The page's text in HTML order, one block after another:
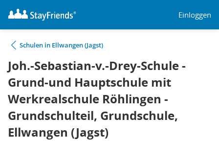
Einloggen
Schulen in Ellwangen (Jagst)
Joh.-Sebastian-v.-Drey-Schule -
Grund-und Hauptschule mit
Werkrealschule Röhlingen -
Grundschulteil, Grundschule,
Ellwangen (Jagst)